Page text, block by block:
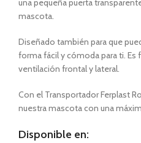
una pequeña puerta
mascota.
Diseñado también para que
forma fácil y cómoda para ti. Es
ventilación frontal y lateral.
Con el Transportador Ferplast
nuestra mascota con una
Disponible en: